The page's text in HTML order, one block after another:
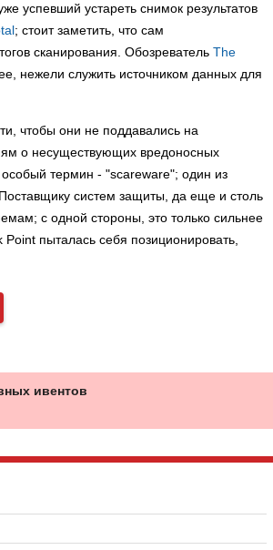
успевший устареть снимок результатов
; стоит заметить, что сам
сканирования. Обозреватель The
нежели служить источником данных для
чтобы они не поддавались на
о несуществующих вредоносных
термин - "scareware"; один из
систем защиты, да еще и столь
с одной стороны, это только сильнее
пыталась себя позиционировать,
ивентов